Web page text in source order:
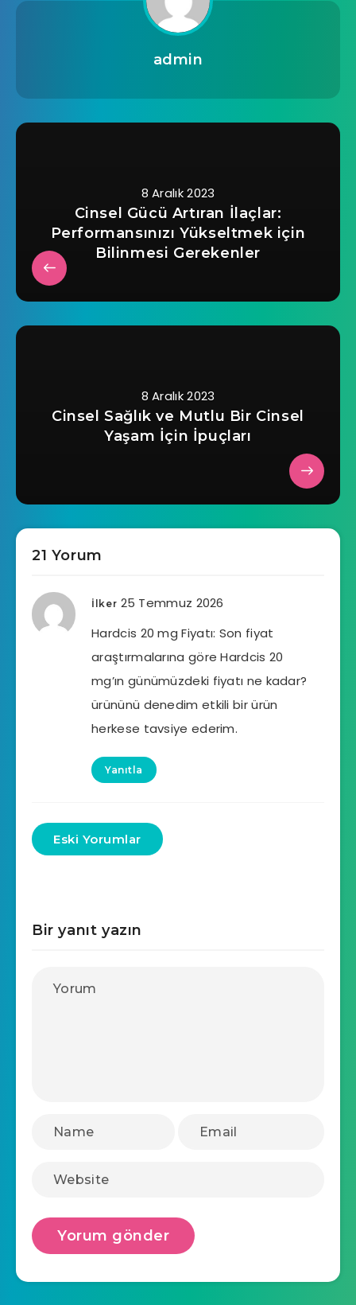
admin
8 Aralık 2023
Cinsel Gücü Artıran İlaçlar:
Performansınızı Yükseltmek için
Bilinmesi Gerekenler
8 Aralık 2023
Cinsel Sağlık ve Mutlu Bir Cinsel
Yaşam İçin İpuçları
21 Yorum
İlker 25 Temmuz 2026
Hardcis 20 mg Fiyatı: Son fiyat
araştırmalarına göre Hardcis 20
mg’ın günümüzdeki fiyatı ne kadar?
ürününü denedim etkili bir ürün
herkese tavsiye ederim.
Yanıtla
Eski Yorumlar
Bir yanıt yazın